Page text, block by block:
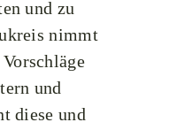
und zu
nimmt
und
diese und